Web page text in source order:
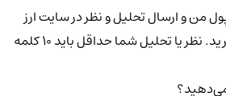
من و ارسال تحلیل و نظر در سایت ارز
دیجیتال رایگان هدیه بگیرید. نظر یا تحلیل شما حداقل باید ۱۰ کلمه